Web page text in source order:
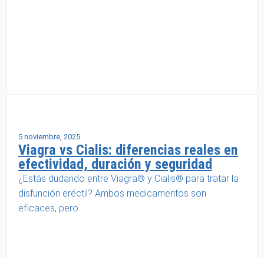
5 noviembre, 2025
Viagra vs Cialis: diferencias reales en
efectividad, duración y seguridad
¿Estás dudando entre Viagra® y Cialis® para tratar la
disfunción eréctil? Ambos medicamentos son
eficaces, pero...